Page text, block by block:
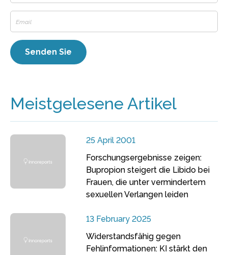
Meistgelesene Artikel
25 April 2001
Forschungsergebnisse zeigen:
Bupropion steigert die Libido bei
Frauen, die unter vermindertem
sexuellen Verlangen leiden
13 February 2025
Widerstandsfähig gegen
Fehlinformationen: KI stärkt den